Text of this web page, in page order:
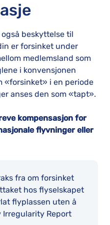
beskyttelse til
er forsinket under
medlemsland som
i konvensjonen
«forsinket» i en periode
anses den som «tapt».
kompensasjon for
flyvninger eller
fra om forsinket
hos flyselskapet
flyplassen uten å
Irregularity Report